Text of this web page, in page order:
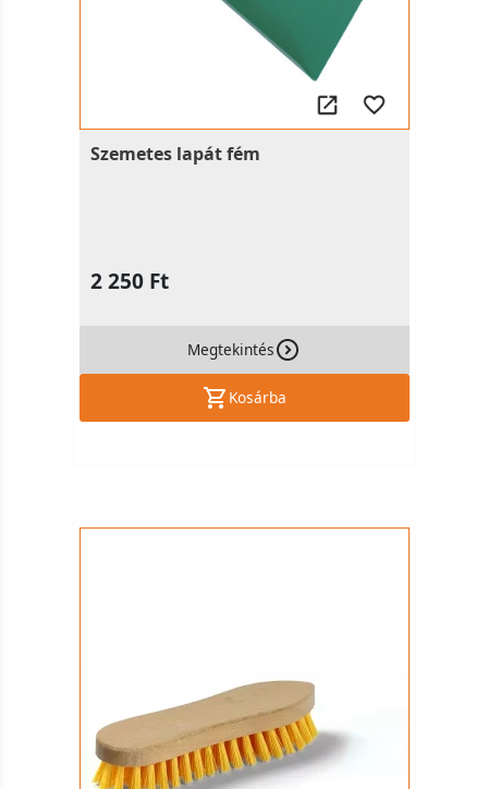
Szemetes lapát fém
2 250 Ft
Megtekintés
Kosárba